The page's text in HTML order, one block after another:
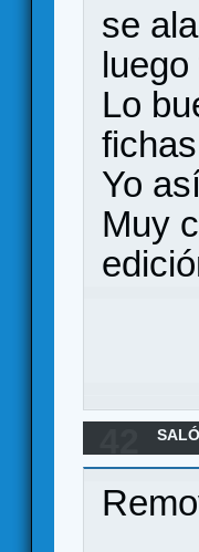
se
Lo
Yo
Muy